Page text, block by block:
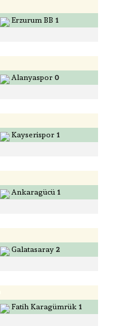
Erzurum BB 1
Alanyaspor 0
Kayserispor 1
Ankaragücü 1
Galatasaray 2
Fatih Karagümrük 1